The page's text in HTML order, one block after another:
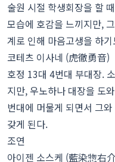
술원 시절 학생회장을 할
모습에 호감을 느끼지만,
계로 인해 마음고생을 하
코테츠 이사네 (虎徹勇音)
호정 13대 4번대 부대장.
지만, 우노하나 대장을 도
번대에 머물게 되면서 그
갖게 된다.
조연
아이젠 소스케 (藍染惣右